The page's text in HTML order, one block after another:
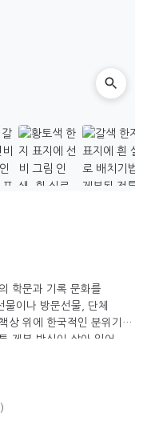
학문과 기록 문화를
이나 방문선물, 단체
상 위에 한국적인 분위기를
제본 방식이 살아 있어